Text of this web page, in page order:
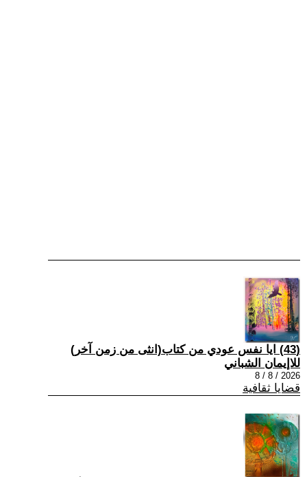
(43) ايا نفس عودي من كتاب(انثى من زمن آخر)
للاإيمان الشباني
2026 / 8 / 8
قضايا ثقافية